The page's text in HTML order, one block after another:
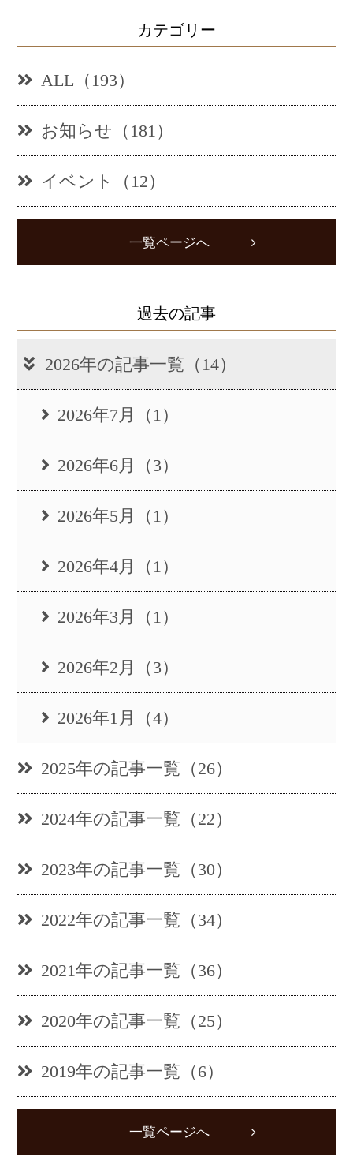
カテゴリー
ALL（193）
お知らせ（181）
イベント（12）
一覧ページへ
過去の記事
2026年の記事一覧（14）
2026年7月（1）
2026年6月（3）
2026年5月（1）
2026年4月（1）
2026年3月（1）
2026年2月（3）
2026年1月（4）
2025年の記事一覧（26）
2024年の記事一覧（22）
2023年の記事一覧（30）
2022年の記事一覧（34）
2021年の記事一覧（36）
2020年の記事一覧（25）
2019年の記事一覧（6）
一覧ページへ